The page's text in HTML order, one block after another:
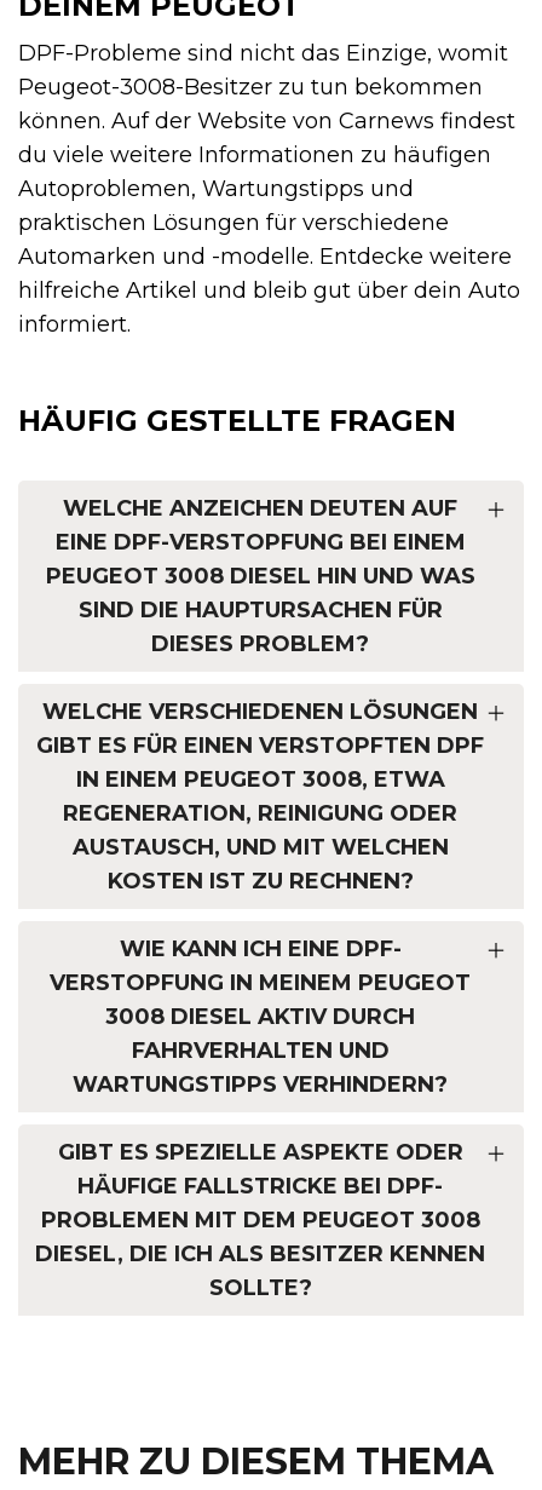
DPF-Probleme sind nicht das Einzige, womit
Peugeot-3008-Besitzer zu tun bekommen
können. Auf der Website von Carnews findest
du viele weitere Informationen zu häufigen
Autoproblemen, Wartungstipps und
praktischen Lösungen für verschiedene
Automarken und -modelle. Entdecke weitere
hilfreiche Artikel und bleib gut über dein Auto
informiert.
HÄUFIG GESTELLTE FRAGEN
WELCHE ANZEICHEN DEUTEN AUF
EINE DPF-VERSTOPFUNG BEI EINEM
PEUGEOT 3008 DIESEL HIN UND WAS
SIND DIE HAUPTURSACHEN FÜR
DIESES PROBLEM?
WELCHE VERSCHIEDENEN LÖSUNGEN
GIBT ES FÜR EINEN VERSTOPFTEN DPF
IN EINEM PEUGEOT 3008, ETWA
REGENERATION, REINIGUNG ODER
AUSTAUSCH, UND MIT WELCHEN
KOSTEN IST ZU RECHNEN?
WIE KANN ICH EINE DPF-
VERSTOPFUNG IN MEINEM PEUGEOT
3008 DIESEL AKTIV DURCH
FAHRVERHALTEN UND
WARTUNGSTIPPS VERHINDERN?
GIBT ES SPEZIELLE ASPEKTE ODER
HÄUFIGE FALLSTRICKE BEI DPF-
PROBLEMEN MIT DEM PEUGEOT 3008
DIESEL, DIE ICH ALS BESITZER KENNEN
SOLLTE?
MEHR ZU DIESEM THEMA